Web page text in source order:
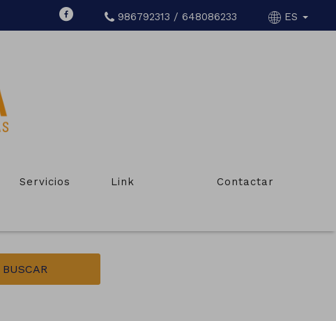
986792313 / 648086233 ES
Servicios Link Contactar
Tipo de inmueble
BUSCAR